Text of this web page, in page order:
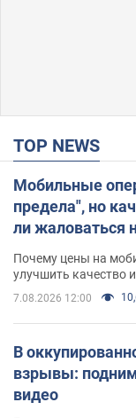
TOP NEWS
Мобильные
предела", но
ли жаловаться
Почему цены на
улучшить качество
7.08.2026 12:00
В
взрывы:
видео